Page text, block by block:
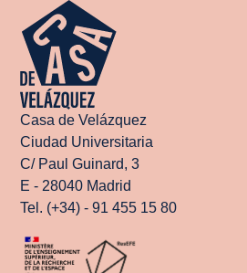
Casa de Velázquez
Ciudad Universitaria
C/ Paul Guinard, 3
E - 28040 Madrid
Tel. (+34) - 91 455 15 80